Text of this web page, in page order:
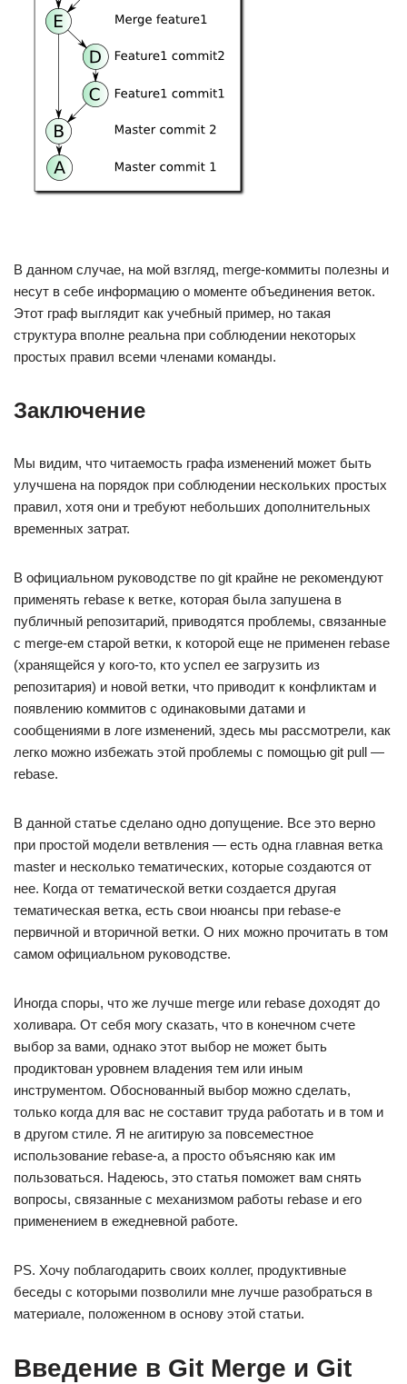
В данном случае, на мой взгляд, merge-коммиты полезны и
несут в себе информацию о моменте объединения веток.
Этот граф выглядит как учебный пример, но такая
структура вполне реальна при соблюдении некоторых
простых правил всеми членами команды.
Заключение
Мы видим, что читаемость графа изменений может быть
улучшена на порядок при соблюдении нескольких простых
правил, хотя они и требуют небольших дополнительных
временных затрат.
В официальном руководстве по git крайне не рекомендуют
применять rebase к ветке, которая была запушена в
публичный репозитарий, приводятся проблемы, связанные
с merge-ем старой ветки, к которой еще не применен rebase
(хранящейся у кого-то, кто успел ее загрузить из
репозитария) и новой ветки, что приводит к конфликтам и
появлению коммитов с одинаковыми датами и
сообщениями в логе изменений, здесь мы рассмотрели, как
легко можно избежать этой проблемы с помощью git pull —
rebase.
В данной статье сделано одно допущение. Все это верно
при простой модели ветвления — есть одна главная ветка
master и несколько тематических, которые создаются от
нее. Когда от тематической ветки создается другая
тематическая ветка, есть свои нюансы при rebase-е
первичной и вторичной ветки. О них можно прочитать в том
самом официальном руководстве.
Иногда споры, что же лучше merge или rebase доходят до
холивара. От себя могу сказать, что в конечном счете
выбор за вами, однако этот выбор не может быть
продиктован уровнем владения тем или иным
инструментом. Обоснованный выбор можно сделать,
только когда для вас не составит труда работать и в том и
в другом стиле. Я не агитирую за повсеместное
использование rebase-а, а просто объясняю как им
пользоваться. Надеюсь, это статья поможет вам снять
вопросы, связанные с механизмом работы rebase и его
применением в ежедневной работе.
PS. Хочу поблагодарить своих коллег, продуктивные
беседы с которыми позволили мне лучше разобраться в
материале, положенном в основу этой статьи.
Введение в Git Merge и Git